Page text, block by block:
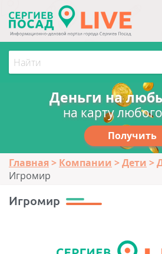
Деньги на
на карту
Получить
Главная Компании Дети
Игромир
Игромир